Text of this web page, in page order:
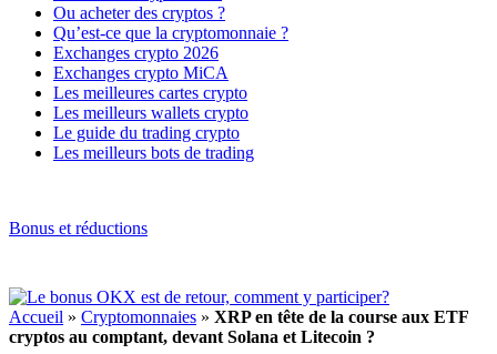
Ou acheter des cryptos ?
Qu’est-ce que la cryptomonnaie ?
Exchanges crypto 2026
Exchanges crypto MiCA
Les meilleures cartes crypto
Les meilleurs wallets crypto
Le guide du trading crypto
Les meilleurs bots de trading
Bonus et réductions
Accueil » Cryptomonnaies » XRP en tête de la course aux ETF
cryptos au comptant, devant Solana et Litecoin ?